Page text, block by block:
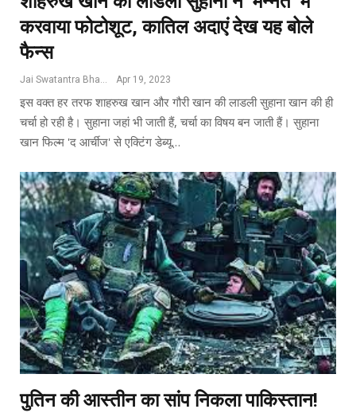
करवाया फोटोशूट, कातिल अदाएं देख यह बोले
फैन्स
Apr 19, 2023
इस वक्त हर तरफ शाहरुख खान और गौरी खान की लाडली सुहाना खान की ही
चर्चा हो रही है। सुहाना जहां भी जाती हैं, चर्चा का विषय बन जाती हैं। सुहाना
खान फिल्म 'द आर्चीज' से एक्टिंग डेब्यू…
पुतिन की आस्तीन का सांप निकला पाकिस्तान!